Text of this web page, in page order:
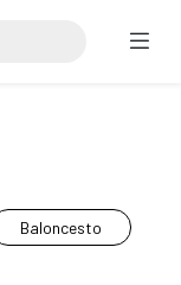
Baloncesto